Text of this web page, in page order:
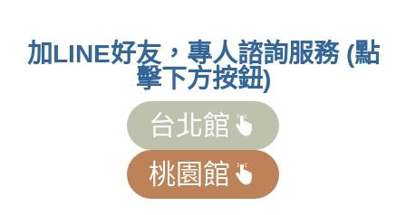
加LINE好友，專人諮詢服務 (點
擊下方按鈕)
台北館
桃園館